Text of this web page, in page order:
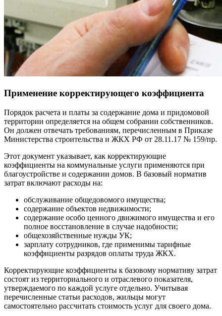
Применение корректирующего коэффициента
Порядок расчета и платы за содержание дома и придомовой
территории определяется на общем собрании собственников.
Он должен отвечать требованиям, перечисленным в Приказе
Министерства строительства и ЖКХ РФ от 28.11.17 № 159/пр.
Этот документ указывает, как корректирующие
коэффициенты на коммунальные услуги применяются при
благоустройстве и содержании домов. В базовый норматив
затрат включают расходы на:
обслуживание общедовомого имущества;
содержание объектов недвижимости;
содержание особо ценного движимого имущества и его
полное восстановление в случае надобности;
общехозяйственные нужды УК;
зарплату сотрудников, где применимы тарифные
коэффициенты разрядов оплаты труда ЖКХ.
Корректирующие коэффициенты к базовому нормативу затрат
состоят из территориального и отраслевого показателя,
утверждаемого по каждой услуге отдельно. Учитывая
перечисленные статьи расходов, жильцы могут
самостоятельно рассчитать стоимость услуг для своего дома.